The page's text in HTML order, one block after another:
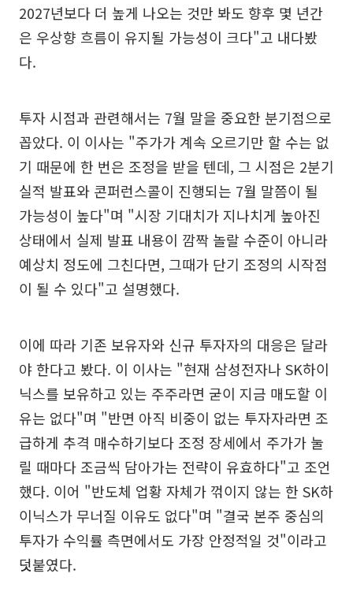
2027년보다 더 높게 나오는 것만 봐도 향후 몇 년간
은 우상향 흐름이 유지될 가능성이 크다"고 내다봤
다.
투자 시점과 관련해서는 7월 말을 중요한 분기점으로
꼽았다. 이 이사는 "주가가 계속 오르기만 할 수는 없
기 때문에 한 번은 조정을 받을 텐데, 그 시점은 2분기
실적 발표와 콘퍼런스콜이 진행되는 7월 말쯤이 될
가능성이 높다"며 "시장 기대치가 지나치게 높아진
상태에서 실제 발표 내용이 깜짝 놀랄 수준이 아니라
예상치 정도에 그친다면, 그때가 단기 조정의 시작점
이 될 수 있다"고 설명했다.
이에 따라 기존 보유자와 신규 투자자의 대응은 달라
야 한다고 봤다. 이 이사는 "현재 삼성전자나 SK하이
닉스를 보유하고 있는 주주라면 굳이 지금 매도할 이
유는 없다"며 "반면 아직 비중이 없는 투자자라면 조
급하게 추격 매수하기보다 조정 장세에서 주가가 눌
릴 때마다 조금씩 담아가는 전략이 유효하다"고 조언
했다. 이어 "반도체 업황 자체가 꺾이지 않는 한 SK하
이닉스가 무너질 이유도 없다"며 "결국 본주 중심의
투자가 수익률 측면에서도 가장 안정적일 것"이라고
덧붙였다.